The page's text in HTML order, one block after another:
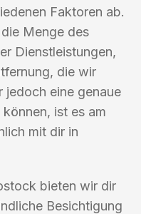
Faktoren ab.
Menge des
Dienstleistungen,
die wir
jedoch eine genaue
ist es am
mit dir in
bieten wir dir
Besichtigung